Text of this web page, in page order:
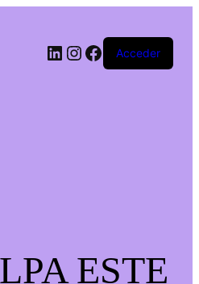
LinkedIn
Instagram
Facebook
Acceder
ESTE